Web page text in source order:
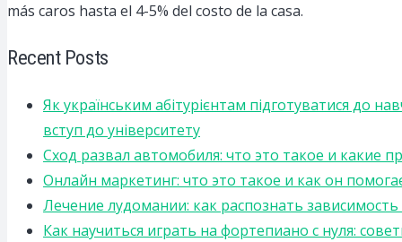
más caros hasta el 4-5% del costo de la casa.
Recent Posts
Як українським абітурієнтам підготуватися до
вступ до університету
Сход развал автомобиля: что это такое и какие
Онлайн маркетинг: что это такое и как он
Лечение лудомании: как распознать
Как научиться играть на фортепиано с нуля: